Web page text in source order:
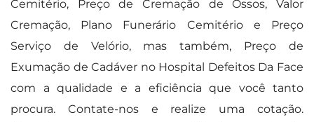
Cemitério, Preço de Cremação de Ossos, Valor
Cremação, Plano Funerário Cemitério e Preço
Serviço de Velório, mas também, Preço de
Exumação de Cadáver no Hospital Defeitos Da Face
com a qualidade e a eficiência que você tanto
procura. Contate-nos e realize uma cotação.